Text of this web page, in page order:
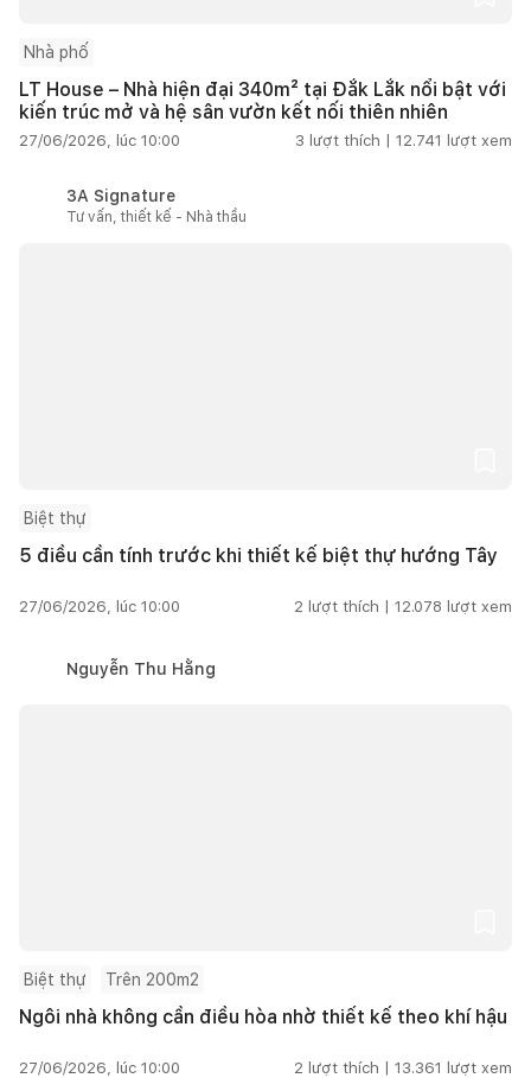
Nhà phố
LT House – Nhà hiện đại 340m² tại Đắk Lắk nổi bật với
kiến trúc mở và hệ sân vườn kết nối thiên nhiên
27/06/2026, lúc 10:00 3 lượt thích | 12.741 lượt xem
3A Signature
Tư vấn, thiết kế - Nhà thầu
Biệt thự
5 điều cần tính trước khi thiết kế biệt thự hướng Tây
27/06/2026, lúc 10:00 2 lượt thích | 12.078 lượt xem
Nguyễn Thu Hằng
Biệt thự Trên 200m2
Ngôi nhà không cần điều hòa nhờ thiết kế theo khí hậu
27/06/2026, lúc 10:00 2 lượt thích | 13.361 lượt xem